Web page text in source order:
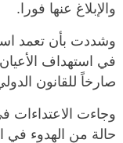
والإبلاغ عنها فورا.
وشددت بأن تعمد
في استهداف الأعيان
صارخاً للقانون
وجاءت الاعتداءات
حالة من الهدوء في